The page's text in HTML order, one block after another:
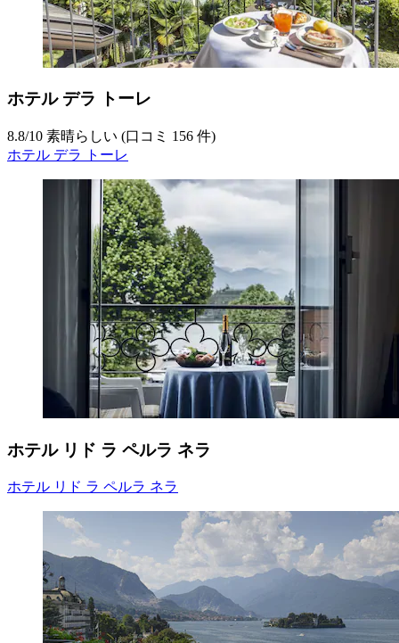
ホテル デラ トーレ
8.8/10 素晴らしい (口コミ 156 件)
ホテル デラ トーレ
ホテル リド ラ ペルラ ネラ
ホテル リド ラ ペルラ ネラ